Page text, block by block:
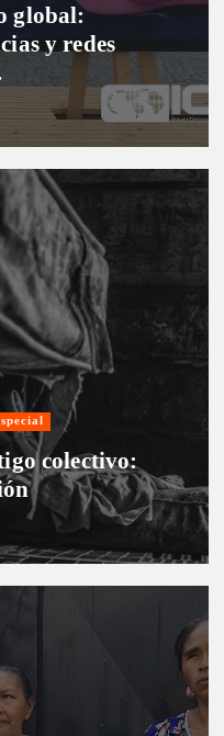
global:
y redes
colectivo: